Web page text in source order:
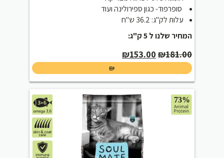
סופרפוד- כגון ספירולינה ועוד
עלות לק"ג: 36.2 ש"ח
המחיר שלנו ל 5 ק"ג:
₪181.00
Original
price
was:
₪181.00.
₪153.00
price
is:
₪153.00.
₪